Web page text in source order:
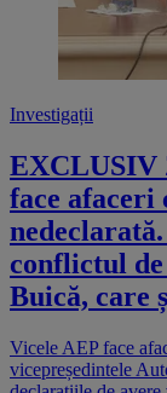
Investigații
EXCLUSIV
face
conflictul
Buică, care
Vicele AEP face
vicepreședintele